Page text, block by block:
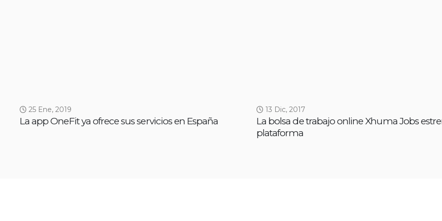
25 Ene, 2019
La app OneFit ya ofrece sus servicios en España
13 Dic, 2017
La bolsa de trabajo online Xhuma Jobs
plataforma